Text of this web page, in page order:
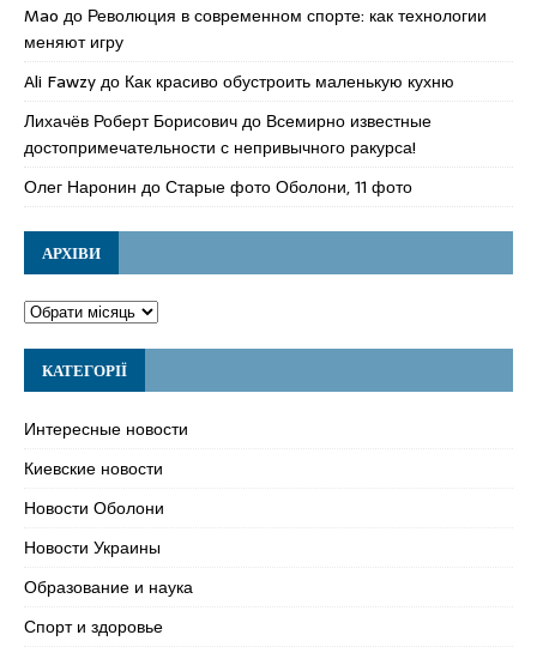
Mao до Революция в современном спорте: как технологии
меняют игру
Ali Fawzyдо Как красиво обустроить маленькую кухню
Лихачёв Роберт Борисовичдо Всемирно известные
достопримечательности с непривычного ракурса!
Олег Наронин доСтарые фото Оболони, 11 фото
АРХІВИ
КАТЕГОРІЇ
Интересные новости
Киевские новости
Новости Оболони
Новости Украины
Образование и наука
Спорт и здоровье